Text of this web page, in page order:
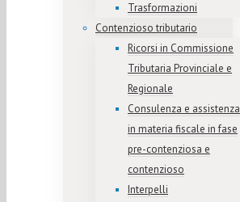
Trasformazioni
Contenzioso tributario
Ricorsi in Commissione
Tributaria Provinciale e
Regionale
Consulenza e assistenza
in materia fiscale in fase
pre-contenziosa e
contenzioso
Interpelli